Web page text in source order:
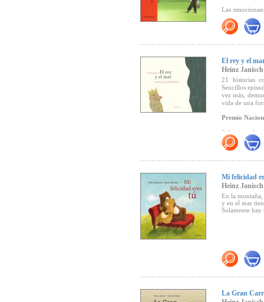
Las
tonos tiernos
por Aljoscha
Mejillas rojas
de una
(CLIJ, Marzo
El rey y el
Heinz Janisch
21 historias
Sencillos
vez más,
vida de una
Premio
Seleccionado
Babar).
"Un pequeño,
Mi felicidad
Heinz Janisch
En la montaña,
y en el mar
Solamente hay
La Gran